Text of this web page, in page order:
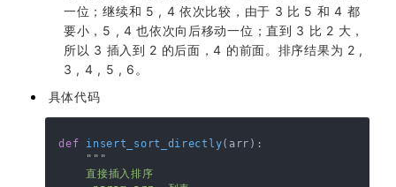
一位；继续和 5 , 4 依次比较，由于 3 比 5 和 4 都
要小，5 , 4 也依次向后移动一位；直到 3 比 2 大，
所以 3 插入到 2 的后面，4 的前面。排序结果为 2 ,
3 , 4 , 5 , 6。
具体代码
def insert_sort_directly( arr ):
"""
    直接插入排序